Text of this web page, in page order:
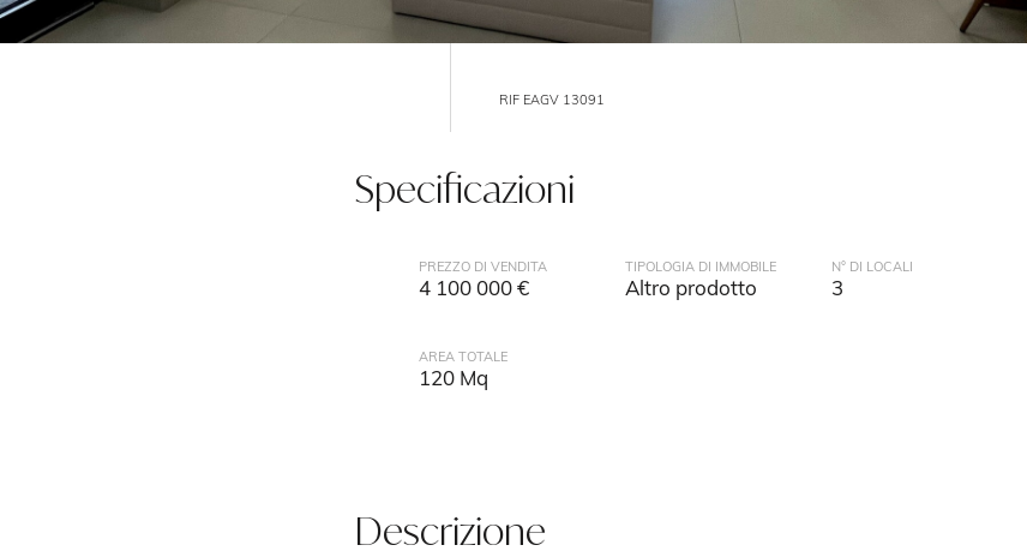
RIF EAGV 13091
Specificazioni
PREZZO DI VENDITA
4 100 000 €
TIPOLOGIA DI IMMOBILE
Altro prodotto
N° DI LOCALI
3
AREA TOTALE
120 Mq
Descrizione